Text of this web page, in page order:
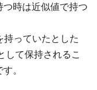
時は近似値で持つ
持っていたとした
て保持されるこ
。